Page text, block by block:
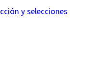
y selecciones